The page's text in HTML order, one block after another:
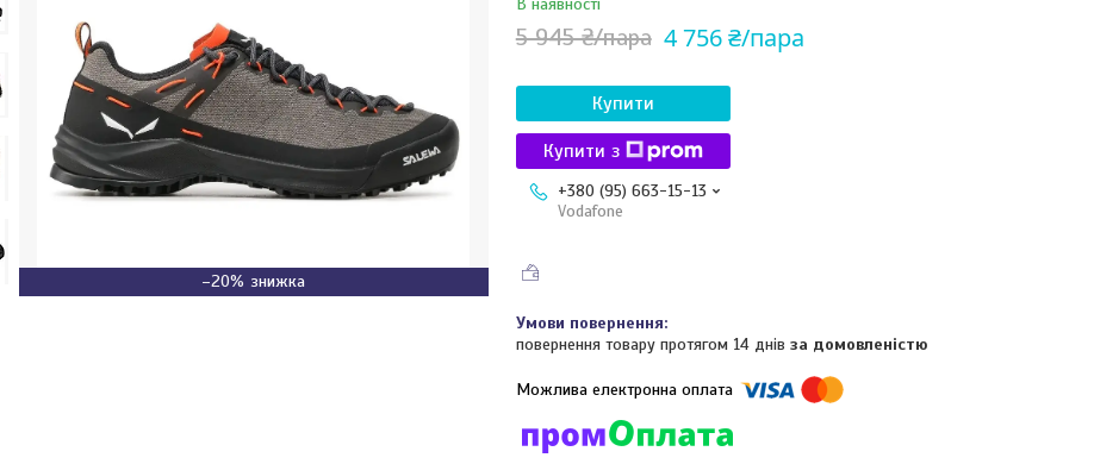
–20%
5 945 ₴/пара 4 756 ₴/пара
Купити
Купити з
+380 (95) 663-15-13
Vodafone
повернення товару протягом 14 днів за домовленістю